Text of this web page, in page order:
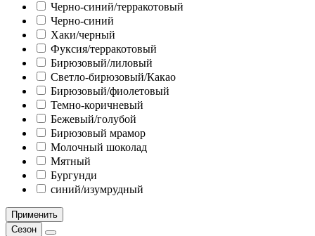
Черно-синий/терракотовый
Черно-синий
Хаки/черный
Фуксия/терракотовый
Бирюзовый/лиловый
Светло-бирюзовый/Какао
Бирюзовый/фиолетовый
Темно-коричневый
Бежевый/голубой
Бирюзовый мрамор
Молочный шоколад
Мятный
Бургунди
синий/изумрудный
Применить
Сезон